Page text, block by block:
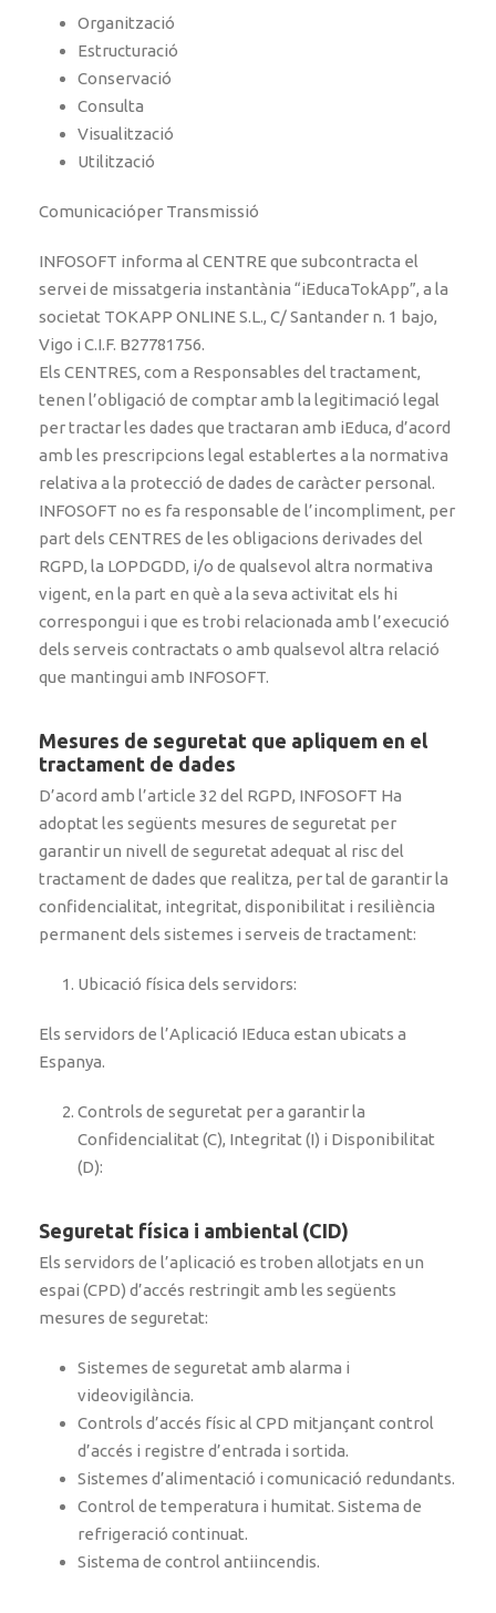
Organització
Estructuració
Conservació
Consulta
Visualització
Utilització
Comunicacióper Transmissió
INFOSOFT informa al CENTRE que subcontracta el
servei de missatgeria instantània “iEducaTokApp”, a la
societat TOKAPP ONLINE S.L., C/ Santander n. 1 bajo,
Vigo i C.I.F. B27781756.
Els CENTRES, com a Responsables del tractament,
tenen l’obligació de comptar amb la legitimació legal
per tractar les dades que tractaran amb iEduca, d’acord
amb les prescripcions legal establertes a la normativa
relativa a la protecció de dades de caràcter personal.
INFOSOFT no es fa responsable de l’incompliment, per
part dels CENTRES de les obligacions derivades del
RGPD, la LOPDGDD, i/o de qualsevol altra normativa
vigent, en la part en què a la seva activitat els hi
correspongui i que es trobi relacionada amb l’execució
dels serveis contractats o amb qualsevol altra relació
que mantingui amb INFOSOFT.
Mesures de seguretat que apliquem en el
tractament de dades
D’acord amb l’article 32 del RGPD, INFOSOFT Ha
adoptat les següents mesures de seguretat per
garantir un nivell de seguretat adequat al risc del
tractament de dades que realitza, per tal de garantir la
confidencialitat, integritat, disponibilitat i resiliència
permanent dels sistemes i serveis de tractament:
Ubicació física dels servidors:
Els servidors de l’Aplicació IEduca estan ubicats a
Espanya.
Controls de seguretat per a garantir la
Confidencialitat (C), Integritat (I) i Disponibilitat
(D):
Seguretat física i ambiental (CID)
Els servidors de l’aplicació es troben allotjats en un
espai (CPD) d’accés restringit amb les següents
mesures de seguretat:
Sistemes de seguretat amb alarma i
videovigilància.
Controls d’accés físic al CPD mitjançant control
d’accés i registre d’entrada i sortida.
Sistemes d’alimentació i comunicació redundants.
Control de temperatura i humitat. Sistema de
refrigeració continuat.
Sistema de control antiincendis.